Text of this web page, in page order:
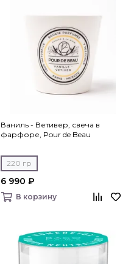
Ваниль - Ветивер, свеча в
фарфоре, Pour de Beau
220 гр
6 990 ₽
В корзину